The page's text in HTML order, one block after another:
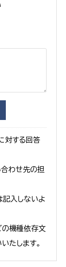
対する回答
わせ先の担
入しないよ
の機種依存文
たします。